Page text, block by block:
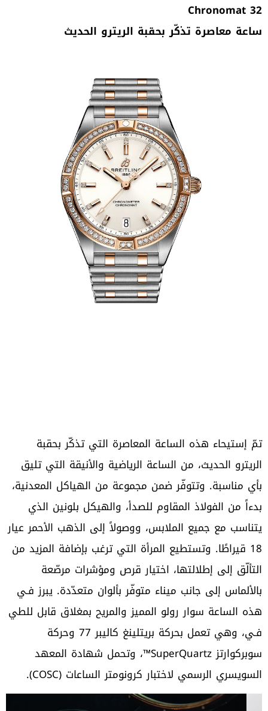
Chronomat 32
ساعة معاصرة تذكّر بحقبة الريترو الحديث
تمّ إستيحاء هذه الساعة المعاصرة التي تذكّر بحقبة
الريترو الحديث، من الساعة الرياضية والأنيقة التي تليق
بأي مناسبة. وتتوفّر ضمن مجموعة من الهياكل المعدنية،
بدءاً من الفولاذ المقاوم للصدأ، والهيكل بلونين الذي
يتناسب مع جميع الملابس، ووصولاً إلى الذهب الأحمر عيار
18 قيراطًا. وتستطيع المرأة التي ترغب بإضافة المزيد من
التألّق إلى إطلالتها، اختيار قرص ومؤشرات مرصّعة
بالألماس إلى جانب ميناء متوفّر بألوان متعدّدة. يبرز فـي
هذه الساعة سوار رولو المميز والمريح بمغلاق قابل للطي
فـي، وهي تعمل بحركة بريتلينغ كاليبر 77 وحركة
سوبركوارتز SuperQuartz™، وتحمل شهادة المعهد
السويسري الرسمي لاختبار كرونومتر الساعات (COSC).